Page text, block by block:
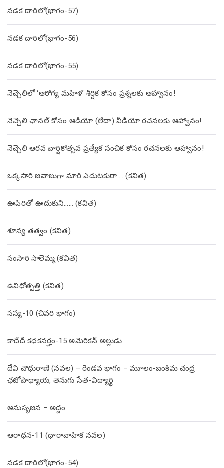
నడక దారిలో(భాగం-57)
నడక దారిలో(భాగం-56)
నడక దారిలో(భాగం-55)
నెచ్చెలిలో ‘ఆరోగ్య మహిళ’ శీర్షిక కోసం ప్రశ్నలకు ఆహ్వానం!
నెచ్చెలి ఛానల్ కోసం ఆడియో (లేదా) వీడియో రచనలకు ఆహ్వానం!
నెచ్చెలి ఆరవ వార్షికోత్సవ ప్రత్యేక సంచిక కోసం రచనలకు ఆహ్వానం!
ఒక్కసారి జవాబుగా మారి ఎదుటకురా…. (కవిత)
ఊపిరితో ఊదుకుని…… (కవిత)
శూన్య తత్వం (కవిత)
సంసారి సాలెమ్మ (కవిత)
ఉవిధోత్పత్తి (కవిత)
సస్య-10 (చివరి భాగం)
కాదేదీ కథకనర్హం-15 అమెరికన్ అల్లుడు
దేవి చౌధురాణి (నవల) – రెండవ భాగం – మూలం-బంకిమ చంద్ర
ఛటోపాధ్యాయ, తెనుగు సేత-విద్యార్థి
అనుసృజన – అద్దం
ఆరాధన-11 (ధారావాహిక నవల)
నడక దారిలో(భాగం-54)